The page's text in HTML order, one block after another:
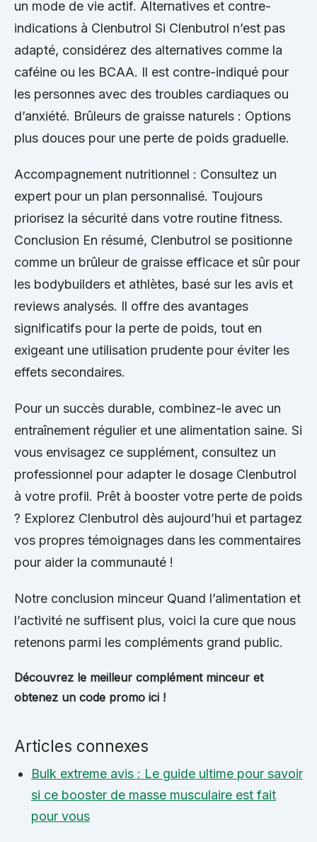
un mode de vie actif. Alternatives et contre-
indications à Clenbutrol Si Clenbutrol n’est pas
adapté, considérez des alternatives comme la
caféine ou les BCAA. Il est contre-indiqué pour
les personnes avec des troubles cardiaques ou
d’anxiété. Brûleurs de graisse naturels : Options
plus douces pour une perte de poids graduelle.
Accompagnement nutritionnel : Consultez un
expert pour un plan personnalisé. Toujours
priorisez la sécurité dans votre routine fitness.
Conclusion En résumé, Clenbutrol se positionne
comme un brûleur de graisse efficace et sûr pour
les bodybuilders et athlètes, basé sur les avis et
reviews analysés. Il offre des avantages
significatifs pour la perte de poids, tout en
exigeant une utilisation prudente pour éviter les
effets secondaires.
Pour un succès durable, combinez-le avec un
entraînement régulier et une alimentation saine. Si
vous envisagez ce supplément, consultez un
professionnel pour adapter le dosage Clenbutrol
à votre profil. Prêt à booster votre perte de poids
? Explorez Clenbutrol dès aujourd’hui et partagez
vos propres témoignages dans les commentaires
pour aider la communauté !
Notre conclusion minceur Quand l’alimentation et
l’activité ne suffisent plus, voici la cure que nous
retenons parmi les compléments grand public.
Découvrez le meilleur complément minceur et
obtenez un code promo ici !
Articles connexes
Bulk extreme avis : Le guide ultime pour savoir
si ce booster de masse musculaire est fait
pour vous